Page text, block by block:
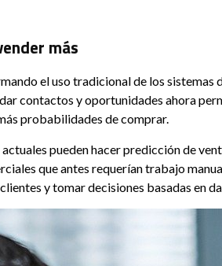
más
el uso tradicional de los sistemas
contactos y oportunidades ahora
probabilidades de comprar.
pueden hacer predicción de
que antes requerían trabajo
y tomar decisiones basadas en